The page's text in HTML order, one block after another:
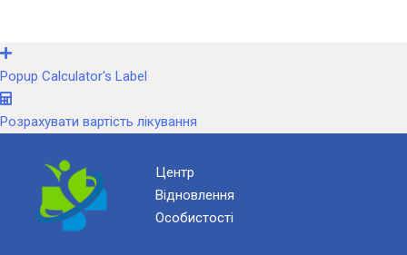
Popup Calculator's Label
Розрахувати вартість лікування
Центр
Відновлення
Особистості